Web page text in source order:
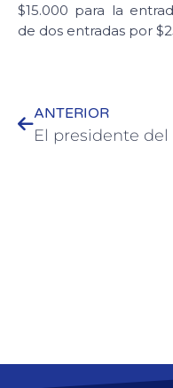
$15.000 para la
de dos entradas por
ANTERIOR